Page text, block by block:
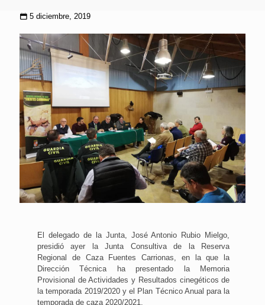
5 diciembre, 2019
El delegado de la Junta, José Antonio Rubio Mielgo,
presidió ayer la Junta Consultiva de la Reserva
Regional de Caza Fuentes Carrionas, en la que la
Dirección Técnica ha presentado la Memoria
Provisional de Actividades y Resultados cinegéticos de
la temporada 2019/2020 y el Plan Técnico Anual para la
temporada de caza 2020/2021.